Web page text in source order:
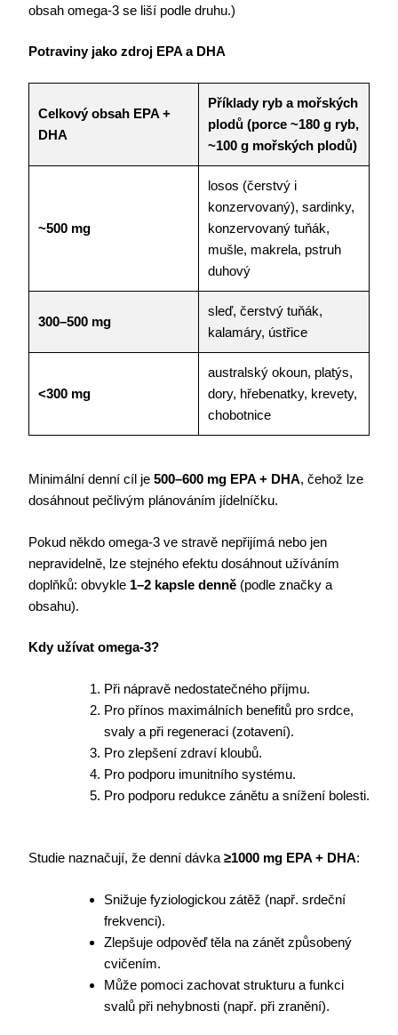
obsah omega-3 se liší podle druhu.)
Potraviny jako zdroj EPA a DHA
Celkový obsah EPA +
DHA
Příklady ryb a mořských
plodů (porce ~180 g ryb,
~100 g mořských plodů)
~500 mg
losos (čerstvý i
konzervovaný), sardinky,
konzervovaný tuňák,
mušle, makrela, pstruh
duhový
300–500 mg
sleď, čerstvý tuňák,
kalamáry, ústřice
<300 mg
australský okoun, platýs,
dory, hřebenatky, krevety,
chobotnice
Minimální denní cíl je 500–600 mg EPA + DHA, čehož lze
dosáhnout pečlivým plánováním jídelníčku.
Pokud někdo omega-3 ve stravě nepřijímá nebo jen
nepravidelně, lze stejného efektu dosáhnout užíváním
doplňků: obvykle 1–2 kapsle denně (podle značky a
obsahu).
Kdy užívat omega-3?
Při nápravě nedostatečného příjmu.
Pro přínos maximálních benefitů pro srdce,
svaly a při regeneraci (zotavení).
Pro zlepšení zdraví kloubů.
Pro podporu imunitního systému.
Pro podporu redukce zánětu a snížení bolesti.
Studie naznačují, že denní dávka ≥1000 mg EPA + DHA:
Snižuje fyziologickou zátěž (např. srdeční
frekvenci).
Zlepšuje odpověď těla na zánět způsobený
cvičením.
Může pomoci zachovat strukturu a funkci
svalů při nehybnosti (např. při zranění).